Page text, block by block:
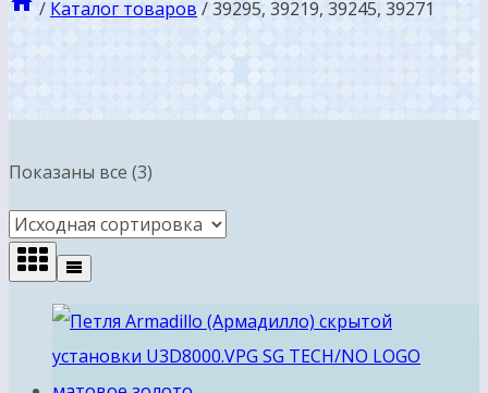
/ Каталог товаров /39295, 39219, 39245, 39271
Показаны все (3)